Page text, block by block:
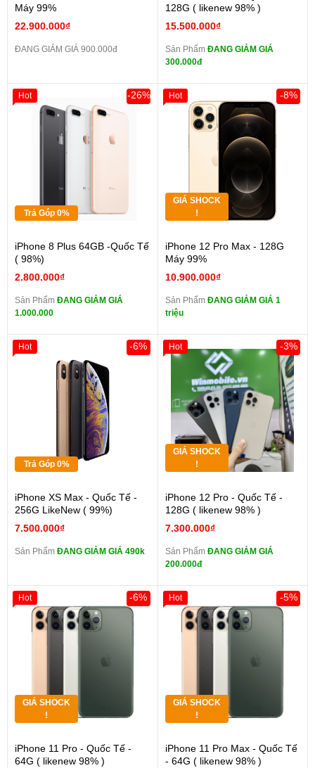
Máy 99%
22.900.000₫
ĐANG GIẢM GIÁ 900.000đ
128G ( likenew 98% )
15.500.000₫
Sản Phẩm ĐANG GIẢM GIÁ
300.000đ
Trả Góp 0%
iPhone 8 Plus 64GB -Quốc Tế
( 98%)
2.800.000₫
-26%
Sản Phẩm ĐANG GIẢM GIÁ
1.000.000
Hot
GIÁ SHOCK
!
iPhone 12 Pro Max - 128G
Máy 99%
10.900.000₫
-8%
Sản Phẩm ĐANG GIẢM GIÁ 1
triệu
Hot
Trả Góp 0%
iPhone XS Max - Quốc Tế -
256G LikeNew ( 99%)
7.500.000₫
-6%
Sản Phẩm ĐANG GIẢM GIÁ 490k
Hot
GIÁ SHOCK
!
iPhone 12 Pro - Quốc Tế -
128G ( likenew 98% )
7.300.000₫
-3%
Sản Phẩm ĐANG GIẢM GIÁ
200.000đ
Hot
GIÁ SHOCK
!
iPhone 11 Pro - Quốc Tế -
64G ( likenew 98% )
-6%
Hot
GIÁ SHOCK
!
iPhone 11 Pro Max - Quốc Tế
- 64G ( likenew 98% )
-5%
Hot